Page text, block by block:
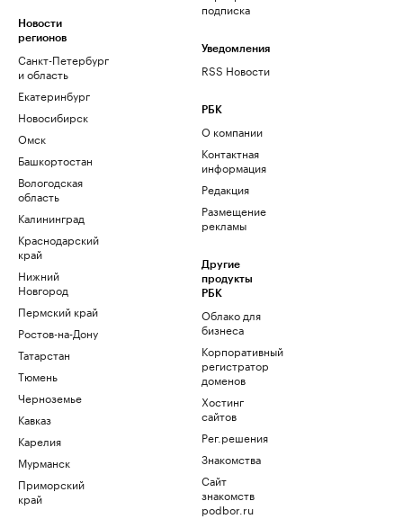
Новости
регионов
Санкт-Петербург
и область
Екатеринбург
Новосибирск
Омск
Башкортостан
Вологодская
область
Калининград
Краснодарский
край
Нижний
Новгород
Пермский край
Ростов-на-Дону
Татарстан
Тюмень
Черноземье
Кавказ
Карелия
Мурманск
Приморский
край
подписка
Уведомления
RSS Новости
РБК
О компании
Контактная
информация
Редакция
Размещение
рекламы
Другие
продукты
РБК
Облако для
бизнеса
Корпоративный
регистратор
доменов
Хостинг
сайтов
Рег.решения
Знакомства
Сайт
знакомств
podbor.ru